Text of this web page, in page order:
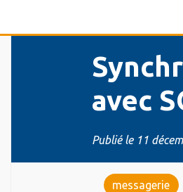
Synchronisation de carnets d'adresses sous Outlook
avec
Publié le 11
messagerie